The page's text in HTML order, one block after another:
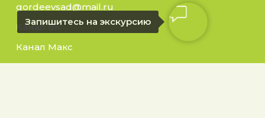
Запишитесь на экскурсию
gordeevsad@mail.ru
Канал ВК
Канал Макс